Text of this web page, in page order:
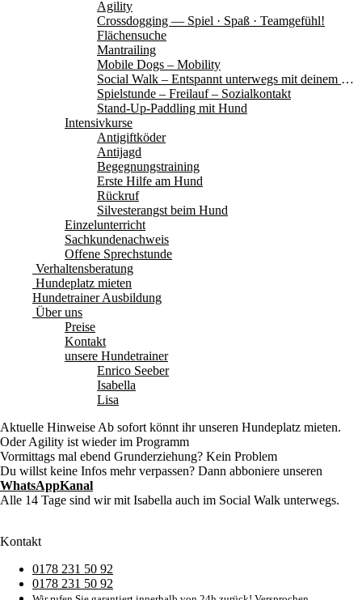
Agility
Crossdogging — Spiel · Spaß · Teamgefühl!
Flächensuche
Mantrailing
Mobile Dogs – Mobility
Social Walk – Entspannt unterwegs mit deinem Hund
Spielstunde – Freilauf – Sozialkontakt
Stand-Up-Paddling mit Hund
Intensivkurse
Antigiftköder
Antijagd
Begegnungstraining
Erste Hilfe am Hund
Rückruf
Silvesterangst beim Hund
Einzelunterricht
Sachkundenachweis
Offene Sprechstunde
Verhaltensberatung
Hundeplatz mieten
Hundetrainer Ausbildung
Über uns
Preise
Kontakt
unsere Hundetrainer
Enrico Seeber
Isabella
Lisa
Aktuelle Hinweise Ab sofort könnt ihr unseren Hundeplatz mieten.
Oder Agility ist wieder im Programm
Vormittags mal ebend Grunderziehung? Kein Problem
Du willst keine Infos mehr verpassen? Dann abboniere unseren
WhatsAppKanal
Alle 14 Tage sind wir mit Isabella auch im Social Walk unterwegs.
Kontakt
0178 231 50 92
0178 231 50 92